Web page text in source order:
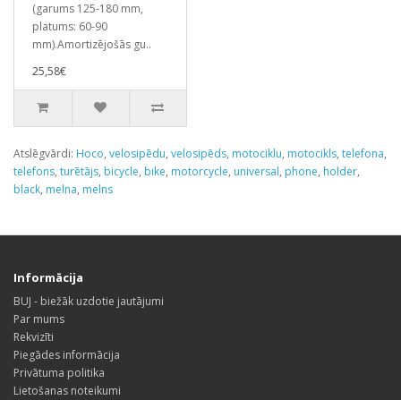
(garums 125-180 mm,
platums: 60-90
mm).Amortizējošās gu..
25,58€
Atslēgvārdi: Hoco, velosipēdu, velosipēds, motociklu, motocikls, telefona,
telefons, turētājs, bicycle, bike, motorcycle, universal, phone, holder,
black, melna, melns
Informācija
BUJ - biežāk uzdotie jautājumi
Par mums
Rekvizīti
Piegādes informācija
Privātuma politika
Lietošanas noteikumi